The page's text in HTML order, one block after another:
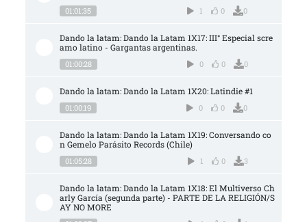
01:01:35 1 0 0
Dando la latam: Dando la Latam 1X17: III° Especial scre
amo latino - Gargantas argentinas.
01:00:28 0 0 0
Dando la latam: Dando la Latam 1X20: Latindie #1
01:00:19 0 0 0
Dando la latam: Dando la Latam 1X19: Conversando co
n Gemelo Parásito Records (Chile)
01:05:28 1 0 3
Dando la latam: Dando la Latam 1X18: El Multiverso Ch
arly García (segunda parte) - PARTE DE LA RELIGIÓN/S
AY NO MORE